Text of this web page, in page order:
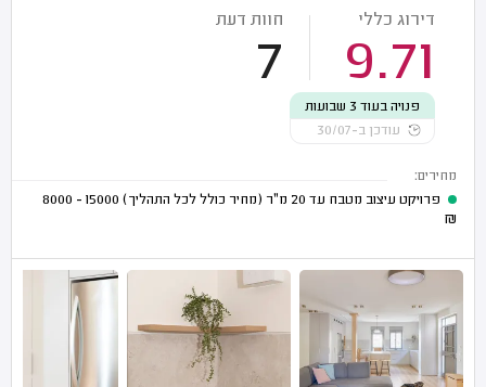
דירוג כללי
9.71
חוות דעת
7
פנויה בעוד 3 שבועות
עודכן ב-30/07
מחירים:
פרויקט עיצוב מטבח עד 20 מ"ר (מחיר כולל לכל התהליך)
15000 - 8000
₪